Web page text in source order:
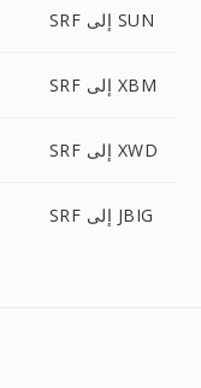
SRF إلى SUN
SRF إلى XBM
SRF إلى XWD
SRF إلى JBIG